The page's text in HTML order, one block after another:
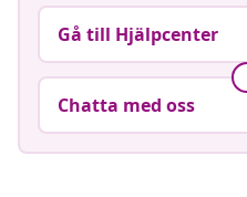
Gå till Hjälpcenter
Chatta med oss